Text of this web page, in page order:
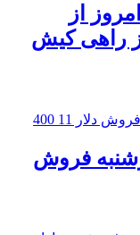
از
راهی کیش
فروش